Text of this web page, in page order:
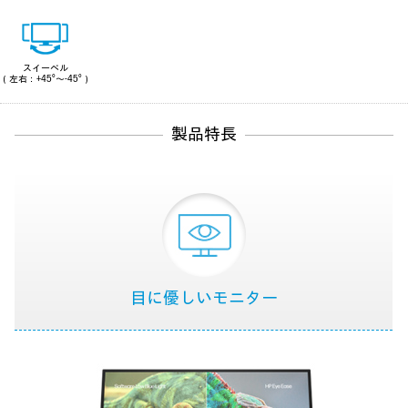
スイーベル
（左右：+45°～-45°）
製品特長
目に優しいモニター